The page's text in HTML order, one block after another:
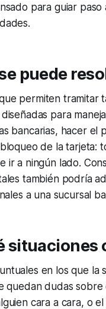
para guiar
puede
permiten tramitar
para
bancarias, hacer el
de la tarjeta:
ir a ningún lado.
también podría
a una sucursal
en los que la
quedan dudas
cara a cara, o